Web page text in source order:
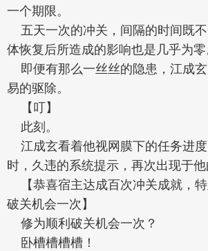
一个期限。
五天一次的冲关，间隔的时间既
体恢复后所造成的影响也是几乎为零
即便有那么一丝丝的隐患，江成
易的驱除。
【叮】
此刻。
江成玄看着他视网膜下的任务进
时，久违的系统提示，再次出现于他
【恭喜宿主达成百次冲关成就，
破关机会一次】
修为顺利破关机会一次？
卧槽槽槽槽！